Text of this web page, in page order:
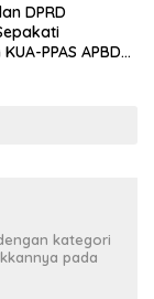
DPRD
PPAS APBD
kategori
pada